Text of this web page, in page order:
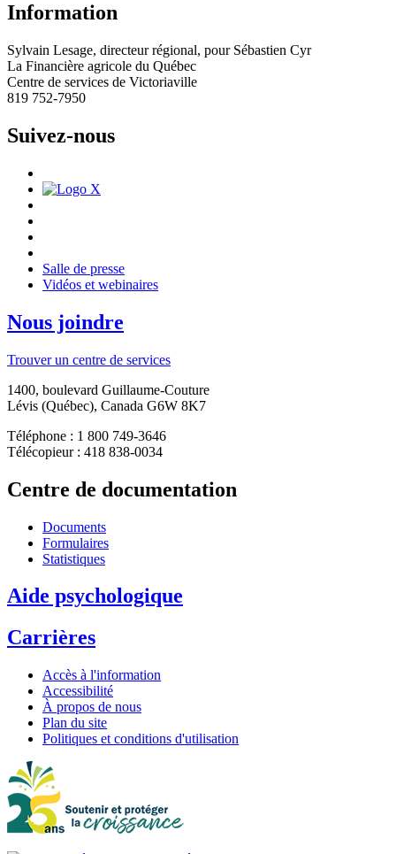
Information
Sylvain Lesage, directeur régional, pour Sébastien Cyr
La Financière agricole du Québec
Centre de services de Victoriaville
819 752-7950
Suivez-nous
Salle de presse
Vidéos et webinaires
Nous joindre
Trouver un centre de services
1400, boulevard Guillaume-Couture
Lévis (Québec), Canada G6W 8K7
Téléphone : 1 800 749-3646
Télécopieur : 418 838-0034
Centre de documentation
Documents
Formulaires
Statistiques
Aide psychologique
Carrières
Accès à l'information
Accessibilité
À propos de nous
Plan du site
Politiques et conditions d'utilisation